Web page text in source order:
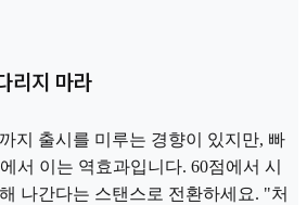
리지 마라
지 출시를 미루는 경향이 있지만, 빠
서 이는 역효과입니다. 60점에서 시
나간다는 스탠스로 전환하세요. "처